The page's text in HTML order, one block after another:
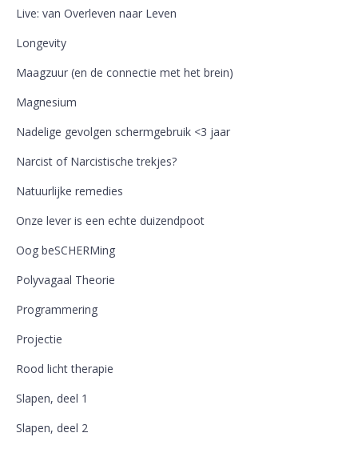
Live: van Overleven naar Leven
Longevity
Maagzuur (en de connectie met het brein)
Magnesium
Nadelige gevolgen schermgebruik <3 jaar
Narcist of Narcistische trekjes?
Natuurlijke remedies
Onze lever is een echte duizendpoot
Oog beSCHERMing
Polyvagaal Theorie
Programmering
Projectie
Rood licht therapie
Slapen, deel 1
Slapen, deel 2